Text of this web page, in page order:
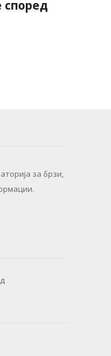
според
за брзи,